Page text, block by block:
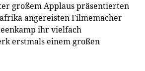
großem Applaus präsentierten
angereisten Filmemacher
ihr vielfach
erstmals einem großen